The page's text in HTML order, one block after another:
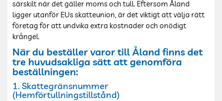
särskilt när det gäller moms och tull. Eftersom Åland
ligger utanför EUs skatteunion, är det viktigt att välja rätt
företag för att undvika extra kostnader och onödigt
krångel.
När du beställer varor till Åland finns det
tre huvudsakliga sätt att genomföra
beställningen:
1. Skattegränsnummer
(Hemförtullningstillstånd)